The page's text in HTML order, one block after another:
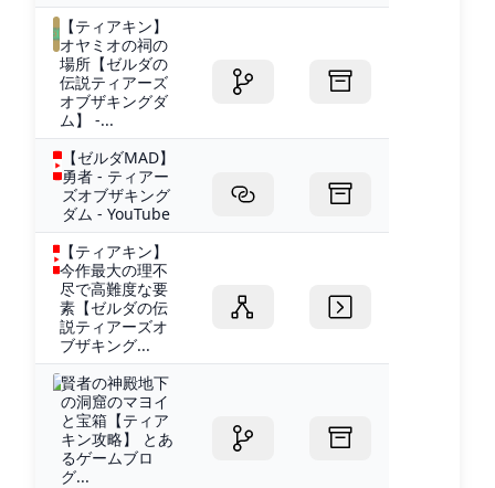
【ティアキン】
オヤミオの祠の
場所【ゼルダの
伝説ティアーズ
オブザキングダ
ム】 -...
【ゼルダMAD】
勇者 - ティアー
ズオブザキング
ダム - YouTube
【ティアキン】
今作最大の理不
尽で高難度な要
素【ゼルダの伝
説ティアーズオ
ブザキング...
賢者の神殿地下
の洞窟のマヨイ
と宝箱【ティア
キン攻略】 とあ
るゲームブロ
グ...